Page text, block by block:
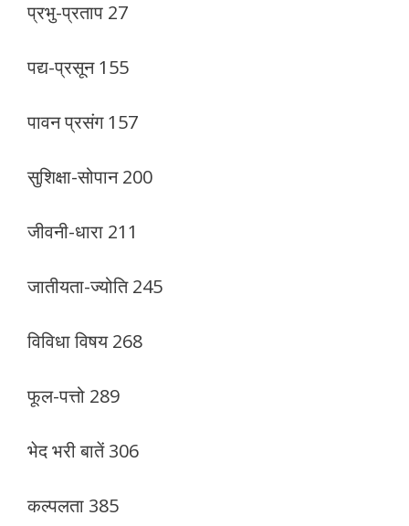
प्रभु-प्रताप 27
पद्य-प्रसून 155
पावन प्रसंग 157
सुशिक्षा-सोपान 200
जीवनी-धारा 211
जातीयता-ज्योति 245
विविधा विषय 268
फूल-पत्तो 289
भेद भरी बातें 306
कल्पलता 385